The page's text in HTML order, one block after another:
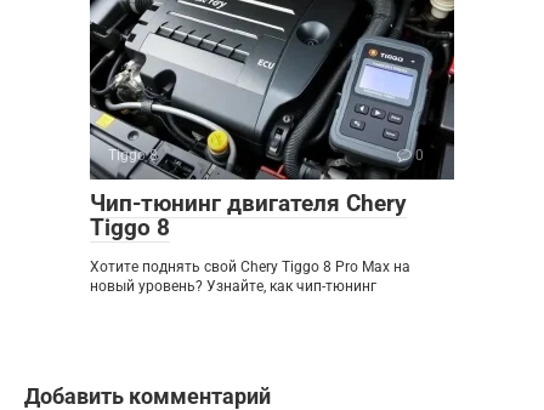
Tiggo 8 0
Чип-тюнинг двигателя Chery
Tiggo 8
Хотите поднять свой Chery Tiggo 8 Pro Max на
новый уровень? Узнайте, как чип-тюнинг
Добавить комментарий